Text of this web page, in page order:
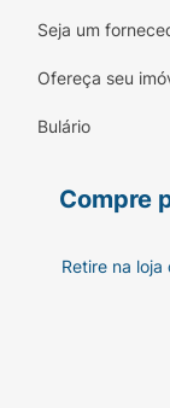
Seja um
Ofereça seu
Bulário
Compre
Retire na